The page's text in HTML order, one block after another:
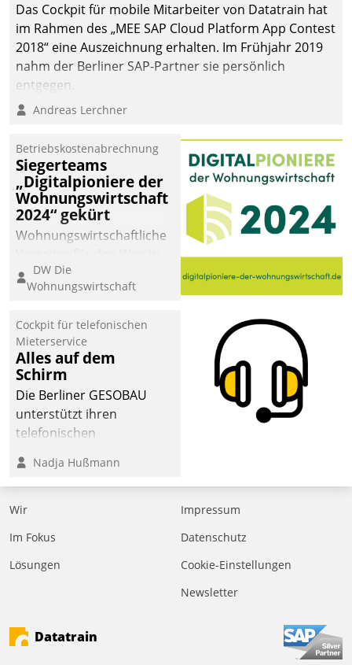
Das Cockpit für mobile Mitarbeiter von Datatrain hat
im Rahmen des „MEE SAP Cloud Platform App Contest
2018“ eine Auszeichnung erhalten. Im Frühjahr 2019
nahm der Berliner SAP-Partner sie persönlich
entgegen.
Andreas Lerchner
Betriebskostenabrechnung
Siegerteams
„Digitalpioniere der
Wohnungswirtschaft
2024“ gekürt
Wohnungswirtschaftliche
eine digitale Zukunft zu
finden, ist das Ziel des
der
Wohnungswirtschaft“.
Bewerben können sich
dafür ein Team
bestehend aus
Wohnungsunternehmen
und PropTech.
DW Die
Wohnungswirtschaft
Cockpit für telefonischen
Mieterservice
Alles auf dem
Schirm
Die Berliner GESOBAU
unterstützt ihren
telefonischen
digitalen Cockpit, das
situationsbezogen
passende Fragen und
Eine intuitive
Dialogführung ermöglicht
effizienter zu bearbeiten.
Nadja Hußmann
Wir
Im Fokus
Lösungen
Impressum
Datenschutz
Cookie-Einstellungen
Newsletter
Datatrain